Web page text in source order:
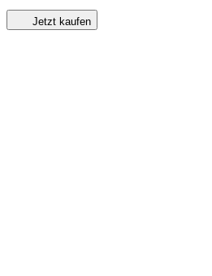
Jetzt kaufen